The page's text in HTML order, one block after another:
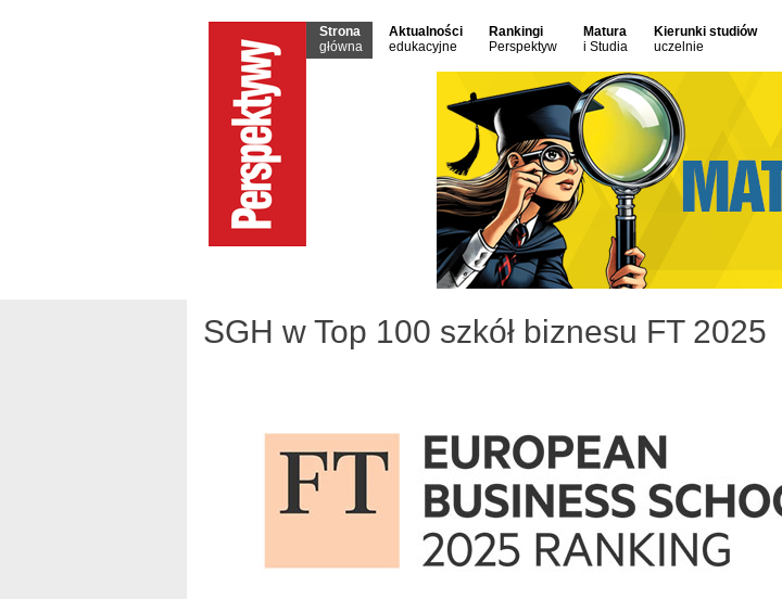
Strona
główna
Aktualności
edukacyjne
Rankingi
Perspektyw
Matura
i Studia
Kierunki studiów
uczelnie
SGH w Top 100 szkół biznesu FT 2025